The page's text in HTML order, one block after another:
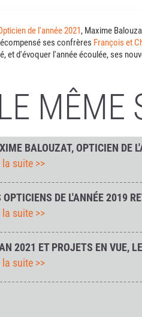
de l'année 2021 , Maxime
ses confrères François et
et d'évoquer l'année écoulée, ses
MÊME
BALOUZAT, OPTICIEN DE
la suite >>
OPTICIENS DE L'ANNÉE 2019
la suite >>
2021 ET PROJETS EN VUE,
la suite >>